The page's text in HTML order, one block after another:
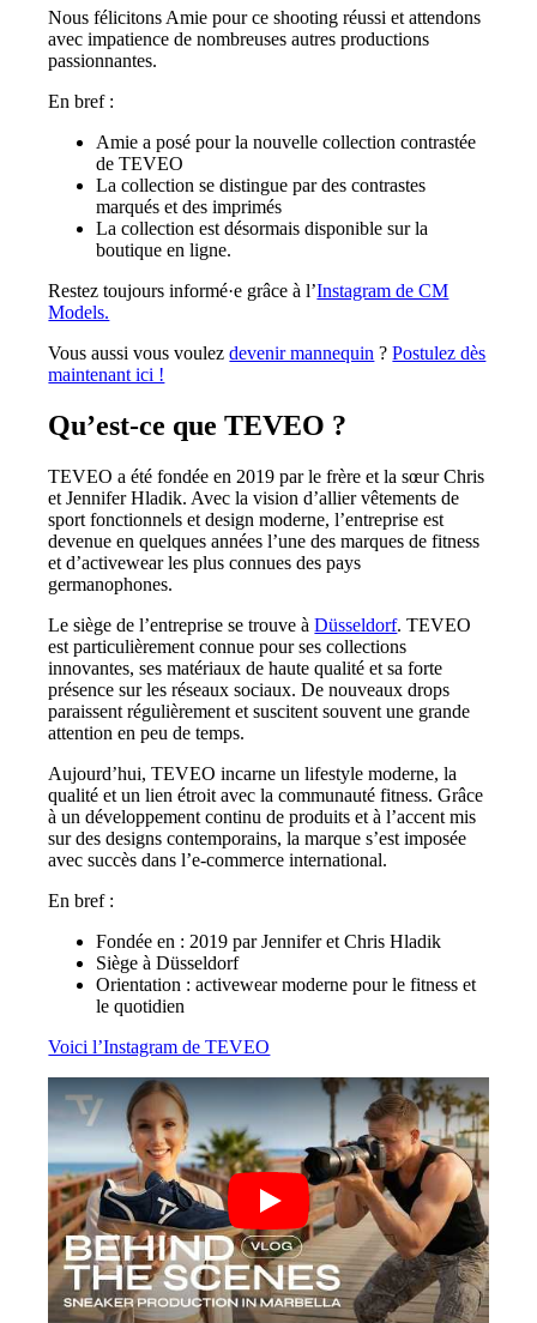
Nous félicitons Amie pour ce shooting réussi et attendons
avec impatience de nombreuses autres productions
passionnantes.
En bref :
Amie a posé pour la nouvelle collection contrastée
de TEVEO
La collection se distingue par des contrastes
marqués et des imprimés
La collection est désormais disponible sur la
boutique en ligne.
Restez toujours informé·e grâce à l’Instagram de CM
Models.
Vous aussi vous voulezdevenir mannequin ?Postulez dès
maintenant ici !
Qu’est-ce que TEVEO ?
TEVEO a été fondée en 2019 par le frère et la sœur Chris
et Jennifer Hladik. Avec la vision d’allier vêtements de
sport fonctionnels et design moderne, l’entreprise est
devenue en quelques années l’une des marques de fitness
et d’activewear les plus connues des pays
germanophones.
Le siège de l’entreprise se trouve àDüsseldorf. TEVEO
est particulièrement connue pour ses collections
innovantes, ses matériaux de haute qualité et sa forte
présence sur les réseaux sociaux. De nouveaux drops
paraissent régulièrement et suscitent souvent une grande
attention en peu de temps.
Aujourd’hui, TEVEO incarne un lifestyle moderne, la
qualité et un lien étroit avec la communauté fitness. Grâce
à un développement continu de produits et à l’accent mis
sur des designs contemporains, la marque s’est imposée
avec succès dans l’e-commerce international.
En bref :
Fondée en : 2019 par Jennifer et Chris Hladik
Siège à Düsseldorf
Orientation : activewear moderne pour le fitness et
le quotidien
Voici l’Instagram de TEVEO